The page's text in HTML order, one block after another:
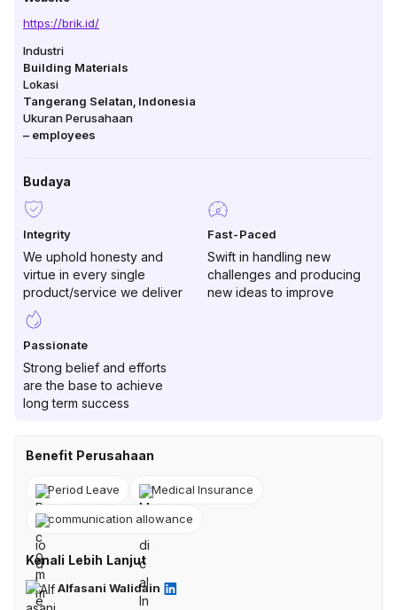
https://brik.id/
Industri
Building Materials
Lokasi
Tangerang Selatan Indonesia
Ukuran Perusahaan
– employees
Budaya
Integrity
We uphold honesty and
virtue in every single
product/service we deliver
Fast-Paced
Swift in handling new
challenges and producing
new ideas to improve
Passionate
Strong belief and efforts
are the base to achieve
long term success
Benefit Perusahaan
Period Leave Medical Insurance
communication allowance
Kenali Lebih Lanjut
Alfasani Walidain